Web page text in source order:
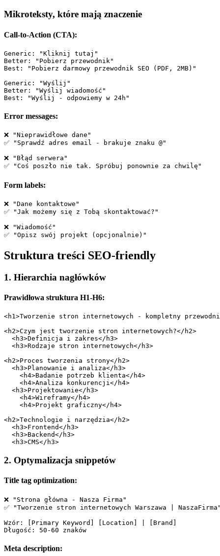
Mikroteksty, które mają znaczenie
Call-to-Action (CTA):
Generic: "Kliknij tutaj"
Better: "Pobierz przewodnik"
Best: "Pobierz darmowy przewodnik SEO (PDF, 2MB)"
Generic: "Wyślij"
Better: "Wyślij wiadomość"
Error messages:
❌ "Nieprawidłowe dane"
✅ "Sprawdź adres email - brakuje znaku @"
❌ "Błąd serwera"
Form labels:
❌ "Dane kontaktowe"
✅ "Jak możemy się z Tobą skontaktować?"
❌ "Wiadomość"
Struktura treści SEO-friendly
1. Hierarchia nagłówków
Prawidłowa struktura H1-H6:
<h1>Tworzenie stron internetowych - kompletny
<h2>Czym jest tworzenie stron internetowych?</h2>
  <h3>Definicja i zakres</h3>
  <h3>Rodzaje stron internetowych</h3>
<h2>Proces tworzenia strony</h2>
  <h3>Planowanie i analiza</h3>
    <h4>Badanie potrzeb klienta</h4>
    <h4>Analiza konkurencji</h4>
  <h3>Projektowanie</h3>
    <h4>Wireframy</h4>
    <h4>Projekt graficzny</h4>
<h2>Technologie i narzędzia</h2>
  <h3>Frontend</h3>
  <h3>Backend</h3>
2. Optymalizacja snippetów
Title tag optimization:
❌ "Strona główna - Nasza Firma"
✅ "Tworzenie stron internetowych Warszawa |
Wzór: [Primary Keyword] [Location] | [Brand]
Meta description: